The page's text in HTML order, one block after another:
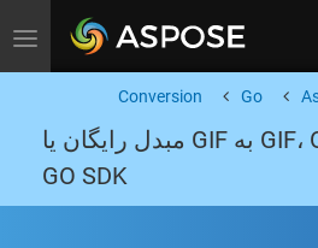
Toggle navigation
Go
Conversion
تبدیل Word بهGIF، OTT به GIF مبدل رایگان یا
GO SDK